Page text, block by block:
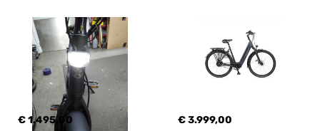
€ 1.495,00 € 3.999,00